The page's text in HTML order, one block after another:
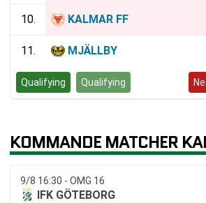
10. KALMAR FF
11. MJÄLLBY
Qualifying Qualifying
KOMMANDE MATCHER
9/8 16:30 - OMG 16
IFK GÖTEBORG